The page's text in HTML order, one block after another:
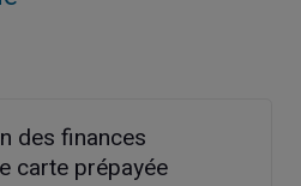
des finances
carte prépayée